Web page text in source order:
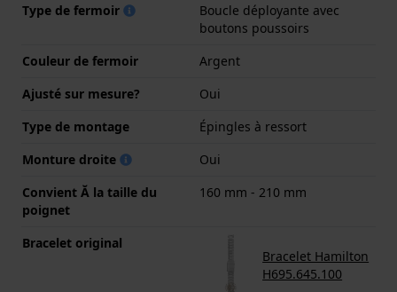
Type de fermoir
Boucle déployante avec
boutons poussoirs
Couleur de fermoir
Argent
Ajusté sur mesure?
Oui
Type de montage
Épingles à ressort
Monture droite
Oui
Convient Ă la taille du
poignet
160 mm - 210 mm
Bracelet original
Bracelet Hamilton
H695.645.100